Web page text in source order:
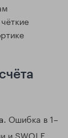
. Ошибка в 1–
и SWOLF.